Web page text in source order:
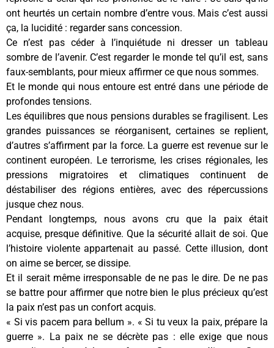
ont heurtés un certain nombre d’entre vous. Mais c’est aussi
ça, la lucidité : regarder sans concession.
Ce n’est pas céder à l’inquiétude ni dresser un tableau
sombre de l’avenir. C’est regarder le monde tel qu’il est, sans
faux-semblants, pour mieux affirmer ce que nous sommes.
Et le monde qui nous entoure est entré dans une période de
profondes tensions.
Les équilibres que nous pensions durables se fragilisent. Les
grandes puissances se réorganisent, certaines se replient,
d’autres s’affirment par la force. La guerre est revenue sur le
continent européen. Le terrorisme, les crises régionales, les
pressions migratoires et climatiques continuent de
déstabiliser des régions entières, avec des répercussions
jusque chez nous.
Pendant longtemps, nous avons cru que la paix était
acquise, presque définitive. Que la sécurité allait de soi. Que
l’histoire violente appartenait au passé. Cette illusion, dont
on aime se bercer, se dissipe.
Et il serait même irresponsable de ne pas le dire. De ne pas
se battre pour affirmer que notre bien le plus précieux qu’est
la paix n’est pas un confort acquis.
« Si vis pacem para bellum ». « Si tu veux la paix, prépare la
guerre ». La paix ne se décrète pas : elle exige que nous